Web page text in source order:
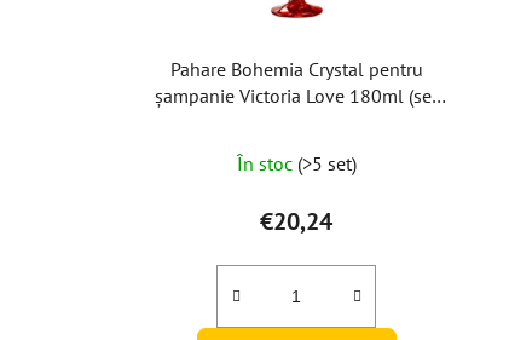
Pahare Bohemia Crystal pentru
șampanie Victoria Love 180ml (set
În stoc (>5 set)
€20,24